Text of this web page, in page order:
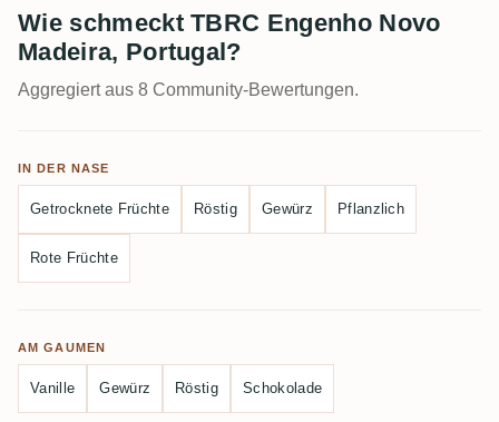
Wie schmeckt TBRC Engenho Novo
Madeira, Portugal?
Aggregiert aus 8 Community-Bewertungen.
IN DER NASE
Getrocknete Früchte Röstig Gewürz Pflanzlich
Rote Früchte
AM GAUMEN
Vanille Gewürz Röstig Schokolade